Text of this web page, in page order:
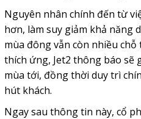
Nguyên nhân chính đến từ
hơn, làm suy giảm khả năng
mùa đông vẫn còn nhiều
thích ứng, Jet2 thông báo sẽ
mùa tới, đồng thời duy trì
hút khách.
Ngay sau thông tin này, cổ